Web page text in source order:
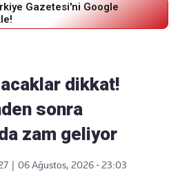
Gazetesi'ni Google
dikkat!
sonra
zam geliyor
06 Ağustos, 2026 - 23:03